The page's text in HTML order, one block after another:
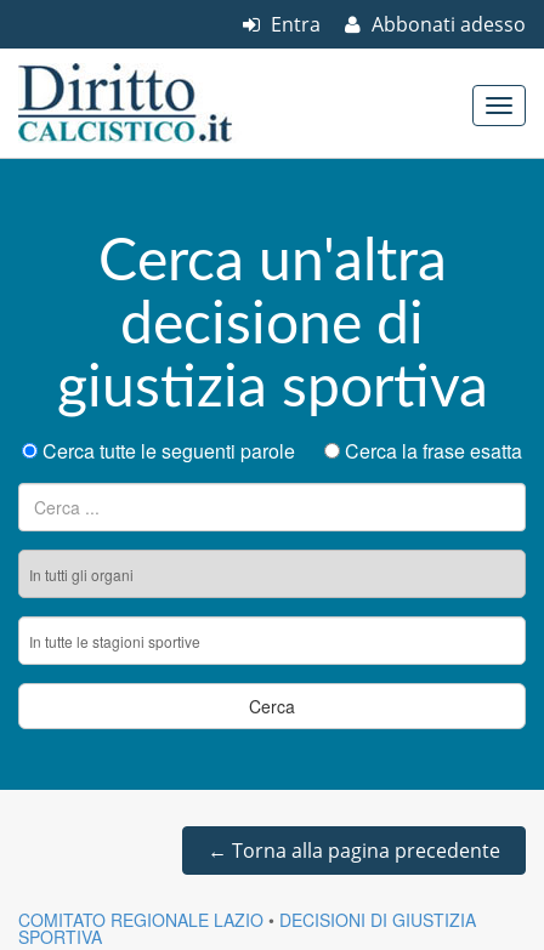
Abbonati adesso
Entra
Cerca un'altra
decisione di
giustizia sportiva
Cerca tutte le seguenti parole
Cerca la frase esatta
Ricerca per:
← Torna alla pagina precedente
COMITATO REGIONALE LAZIO • DECISIONI DI GIUSTIZIA
SPORTIVA